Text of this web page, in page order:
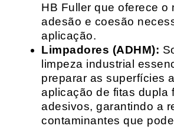
HB Fuller que oferece o
adesão e coesão
aplicação.
Limpadores (ADHM):
limpeza industrial
preparar as superfícies
aplicação de fitas dupla
adesivos, garantindo a
contaminantes que